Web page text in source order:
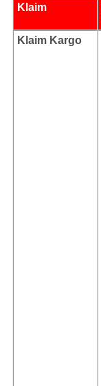
Klaim
Klaim Kargo